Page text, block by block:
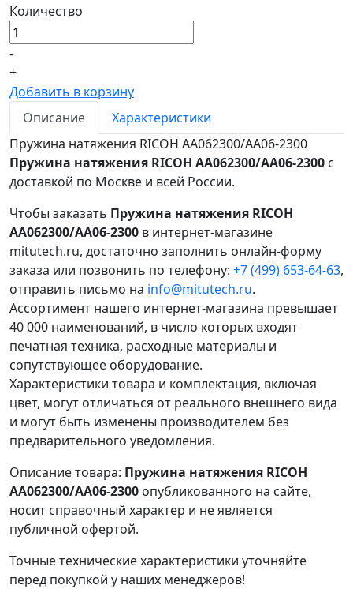
Количество
-
+
Добавить в корзину
Описание
Характеристики
Пружина натяжения RICOH AA062300/AA06-2300
Пружина натяжения RICOH AA062300/AA06-2300 с
доставкой по Москве и всей России.
Чтобы заказать Пружина натяжения RICOH
AA062300/AA06-2300 в интернет-магазине
mitutech.ru, достаточно заполнить онлайн-форму
заказа или позвонить по телефону: +7 (499) 653-64-63,
отправить письмо на info@mitutech.ru.
Ассортимент нашего интернет-магазина превышает
40 000 наименований, в число которых входят
печатная техника, расходные материалы и
сопутствующее оборудование.
Характеристики товара и комплектация, включая
цвет, могут отличаться от реального внешнего вида
и могут быть изменены производителем без
предварительного уведомления.
Описание товара: Пружина натяжения RICOH
AA062300/AA06-2300 опубликованного на сайте,
носит справочный характер и не является
публичной офертой.
Точные технические характеристики уточняйте
перед покупкой у наших менеджеров!